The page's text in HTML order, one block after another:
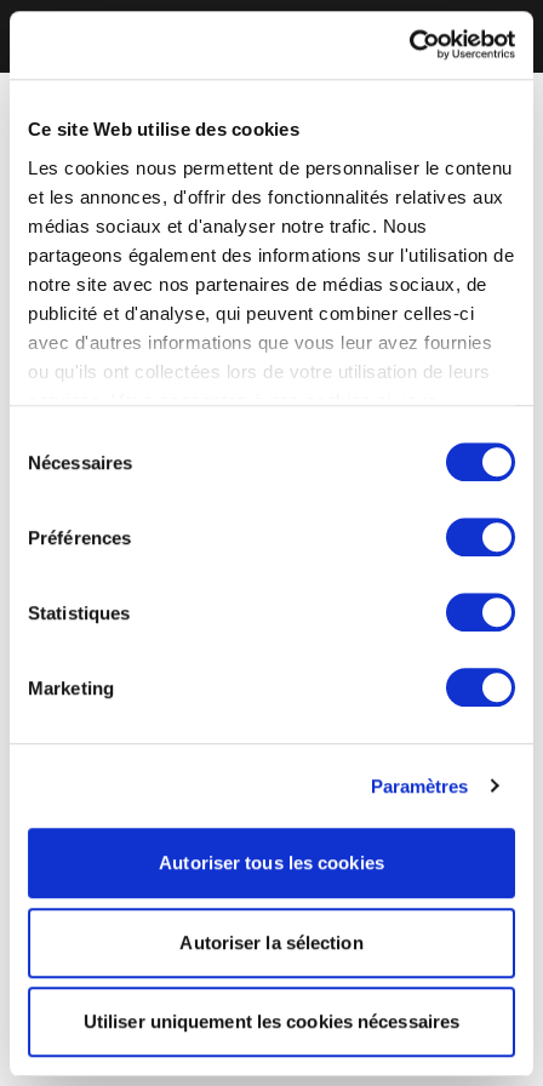
Ce site Web utilise des cookies
Les cookies nous permettent de personnaliser le contenu
et les annonces, d'offrir des fonctionnalités relatives aux
médias sociaux et d'analyser notre trafic. Nous
partageons également des informations sur l'utilisation de
notre site avec nos partenaires de médias sociaux, de
publicité et d'analyse, qui peuvent combiner celles-ci
avec d'autres informations que vous leur avez fournies
ou qu'ils ont collectées lors de votre utilisation de leurs
Nécessaires
Préférences
Statistiques
Marketing
Paramètres
Autoriser tous les cookies
Autoriser la sélection
Utiliser uniquement les cookies nécessaires